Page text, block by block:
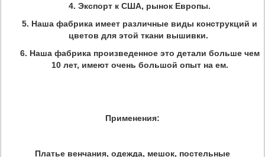
4. Экспорт к США, рынок Европы.
5. Наша фабрика имеет различные виды конструкций и
цветов для этой ткани вышивки.
6. Наша фабрика произведенное это детали больше чем
10 лет, имеют очень большой опыт на ем.
Применения:
Платье венчания, одежда, мешок, постельные